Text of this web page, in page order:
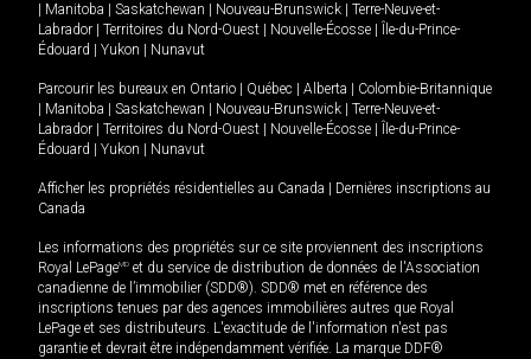
Manitoba Saskatchewan Nouveau-Brunswick
Terre-Neuve-et-
Labrador
Territoires du Nord-Ouest Nouvelle-Écosse
Île-du-Prince-
Édouard
Yukon Nunavut
Parcourir les bureaux en Ontario Québec Alberta
Colombie-Britannique
Manitoba Saskatchewan Nouveau-Brunswick
Terre-Neuve-et-
Labrador
Territoires du Nord-Ouest Nouvelle-Écosse
Île-du-Prince-
Édouard
Yukon Nunavut
Afficher les propriétés résidentielles au Canada
Dernières inscriptions au
Canada
Les informations des propriétés sur ce site proviennent des inscriptions
Royal LePageMD et du service de distribution de données de l'Association
canadienne de l’immobilier (SDD®). SDD® met en référence des
inscriptions tenues par des agences immobilières autres que Royal
LePage et ses distributeurs. L'exactitude de l'information n'est pas
garantie et devrait être indépendamment vérifiée. La marque DDF®